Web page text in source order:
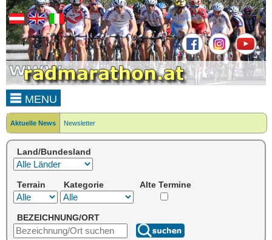
MENU
Aktuelle News Newsletter
Land/Bundesland
Terrain Kategorie Alte Termine
BEZEICHNUNG/ORT